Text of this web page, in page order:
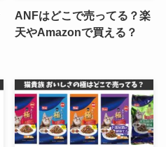
ANFはどこで売ってる？楽
天やAmazonで買える？